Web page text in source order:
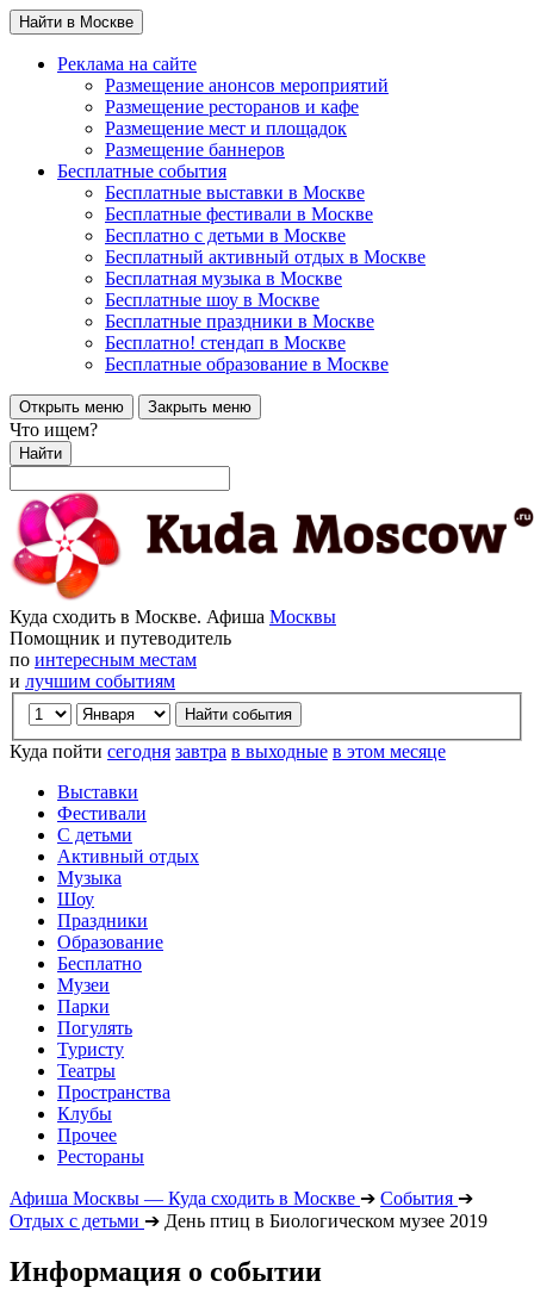
Найти в Москве
Реклама на сайте
Размещение анонсов мероприятий
Размещение ресторанов и кафе
Размещение мест и площадок
Размещение баннеров
Бесплатные события
Бесплатные выставки в Москве
Бесплатные фестивали в Москве
Бесплатно с детьми в Москве
Бесплатный активный отдых в Москве
Бесплатная музыка в Москве
Бесплатные шоу в Москве
Бесплатные праздники в Москве
Бесплатно! стендап в Москве
Бесплатные образование в Москве
Открыть меню Закрыть меню
Что ищем?
Найти
Куда сходить в Москве. Афиша Москвы
Помощник и путеводитель
по интересным местам
и лучшим событиям
Куда пойти сегодня завтра в выходные в этом месяце
Выставки
Фестивали
С детьми
Активный отдых
Музыка
Шоу
Праздники
Образование
Бесплатно
Музеи
Парки
Погулять
Туристу
Театры
Пространства
Клубы
Прочее
Рестораны
Афиша Москвы — Куда сходить в Москве ➔ События ➔
Отдых с детьми ➔ День птиц в Биологическом музее 2019
Информация о событии